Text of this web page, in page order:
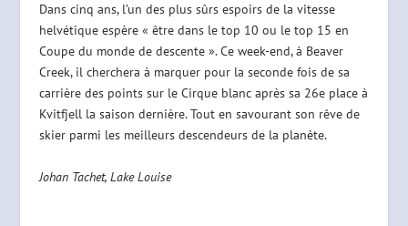
Dans cinq ans, l’un des plus sûrs espoirs de la vitesse
helvétique espère « être dans le top 10 ou le top 15 en
Coupe du monde de descente ». Ce week-end, à Beaver
Creek, il cherchera à marquer pour la seconde fois de sa
carrière des points sur le Cirque blanc après sa 26e place à
Kvitfjell la saison dernière. Tout en savourant son rêve de
skier parmi les meilleurs descendeurs de la planète.
Johan Tachet, Lake Louise